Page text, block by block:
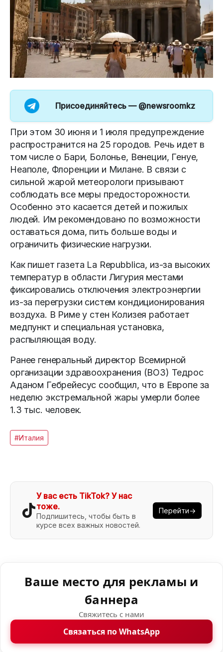
Присоединяйтесь — @newsroomkz
При этом 30 июня и 1 июля предупреждение
распространится на 25 городов. Речь идет в
том числе о Бари, Болонье, Венеции, Генуе,
Неаполе, Флоренции и Милане. В связи с
сильной жарой метеорологи призывают
соблюдать все меры предосторожности.
Особенно это касается детей и пожилых
людей. Им рекомендовано по возможности
оставаться дома, пить больше воды и
ограничить физические нагрузки.
Как пишет газета La Repubblica, из-за высоких
температур в области Лигурия местами
фиксировались отключения электроэнергии
из-за перегрузки систем кондиционирования
воздуха. В Риме у стен Колизея работает
медпункт и специальная установка,
распыляющая воду.
Ранее генеральный директор Всемирной
организации здравоохранения (ВОЗ) Тедрос
Аданом Гебрейесус сообщил, что в Европе за
неделю экстремальной жары умерли более
1.3 тыс. человек.
#Италия
У вас есть TikTok? У нас
тоже.
Подпишитесь, чтобы быть в
курсе всех важных новостей.
Перейти→
Ваше место для рекламы и
баннера
Свяжитесь с нами
Связаться по WhatsApp